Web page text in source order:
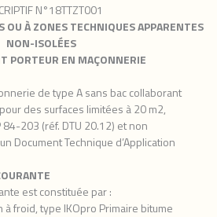
N°18TTZT001
OU À ZONES TECHNIQUES APPARENTES
NON-ISOLÉES
PORTEUR EN MAÇONNERIE
de type A sans bac collaborant
des surfaces limitées à 20 m2,
203 (réf. DTU 20.12) et non
Document Technique d’Application
est constituée par :
à froid, type IKOpro Primaire bitume